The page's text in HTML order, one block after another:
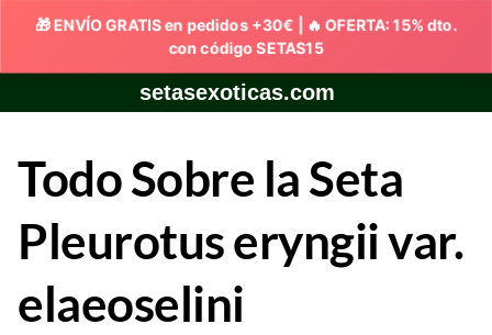
to
setasexoticas.com
Todo Sobre la Seta
Pleurotus eryngii var.
elaeoselini